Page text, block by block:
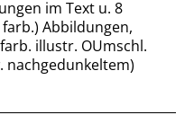
im Text u. 8
Abbildungen,
illustr. OUmschl.
nachgedunkeltem)